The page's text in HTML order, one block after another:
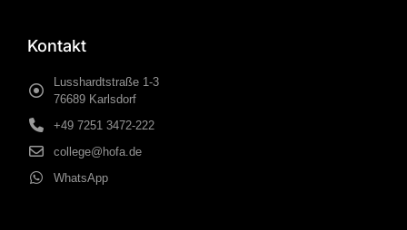
Kontakt
Lusshardtstraße 1-3
76689 Karlsdorf
+49 7251 3472-222
college@hofa.de
WhatsApp